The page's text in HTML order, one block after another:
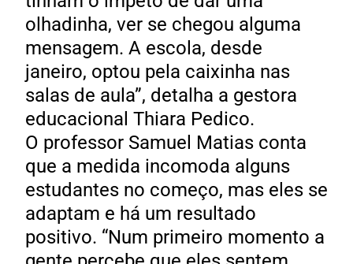
olhadinha, ver se chegou alguma
mensagem. A escola, desde
janeiro, optou pela caixinha nas
salas de aula”, detalha a gestora
educacional Thiara Pedico.
O professor Samuel Matias conta
que a medida incomoda alguns
estudantes no começo, mas eles se
adaptam e há um resultado
positivo. “Num primeiro momento a